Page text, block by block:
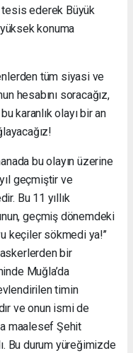
tesis ederek Büyük
konuma
tüm siyasi ve
hesabını soracağız,
karanlık olayı bir an
bu olayın üzerine
geçmiştir ve
Bu 11 yıllık
geçmiş dönemdeki
keçiler sökmedi ya!’’
bir
Muğla’da
timin
ve onun ismi de
maalesef Şehit
Bu durum yüreğimizde